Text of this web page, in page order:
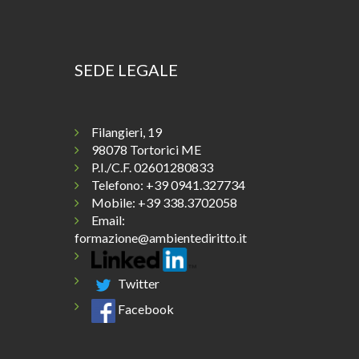
SEDE LEGALE
Filangieri, 19
98078 Tortorici ME
P.I./C.F. 02601280833
Telefono: +39 0941.327734
Mobile: +39 338.3702058
Email:
formazione@ambientediritto.it
Twitter
Facebook